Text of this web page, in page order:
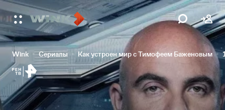
Wink Сериалы Как устроен мир с Тимофеем Баженовым